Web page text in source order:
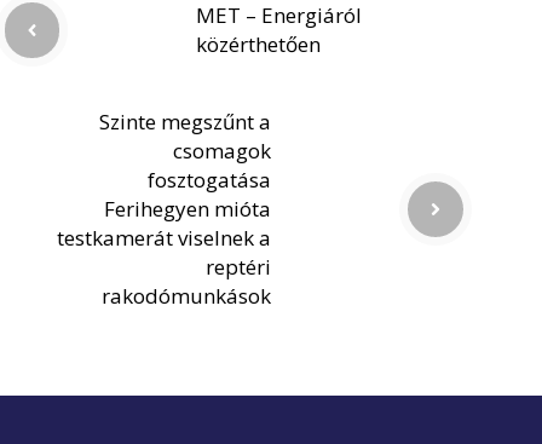
MET – Energiáról
közérthetően
Szinte megszűnt a
csomagok
fosztogatása
Ferihegyen mióta
testkamerát viselnek a
reptéri
rakodómunkások